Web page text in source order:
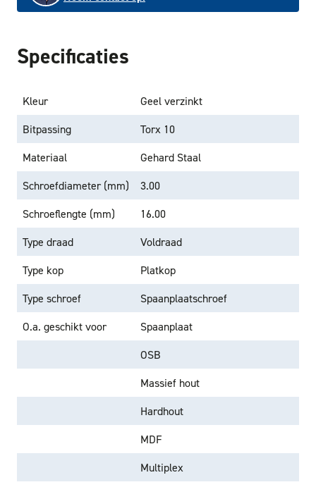
Specificaties
Kleur
Geel verzinkt
Bitpassing
Torx 10
Materiaal
Gehard Staal
Schroefdiameter (mm)
3.00
Schroeflengte (mm)
16.00
Type draad
Voldraad
Type kop
Platkop
Type schroef
Spaanplaatschroef
O.a. geschikt voor
Spaanplaat
OSB
Massief hout
Hardhout
MDF
Multiplex